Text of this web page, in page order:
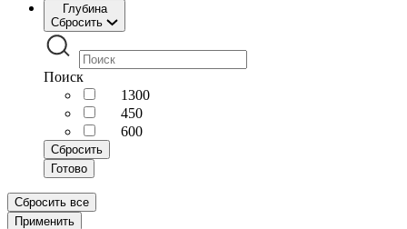
Глубина
Сбросить
Поиск
1300
450
600
Сбросить
Готово
Сбросить все
Применить